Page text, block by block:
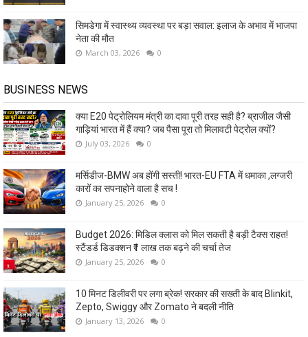
सिमडेगा में स्वास्थ्य व्यवस्था पर बड़ा सवाल: इलाज के अभाव में भाजपा
नेता की मौत
March 03, 2026 0
BUSINESS NEWS
क्या E20 पेट्रोलियम मंत्री का दावा पूरी तरह सही है? ब्राजील जैसी
गाड़ियां भारत में हैं क्या? जब पैसा पूरा तो मिलावटी पेट्रोल क्यों?
July 03, 2026 0
मर्सिडीज-BMW अब होंगी सस्ती! भारत-EU FTA में धमाका ,लग्जरी
कारों का सपनाहोने वाला है सच !
January 25, 2026 0
Budget 2026: मिडिल क्लास को मिल सकती है बड़ी टैक्स राहत!
स्टैंडर्ड डिडक्शन ₹1 लाख तक बढ़ने की चर्चा तेज
January 25, 2026 0
10 मिनट डिलीवरी पर लगा ब्रेक! सरकार की सख्ती के बाद Blinkit,
Zepto, Swiggy और Zomato ने बदली नीति
January 13, 2026 0